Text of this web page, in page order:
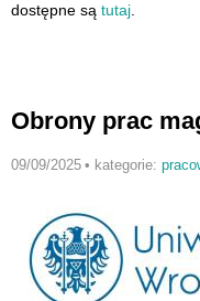
dostępne są tutaj.
Obrony prac
09/09/2025 • kategorie: